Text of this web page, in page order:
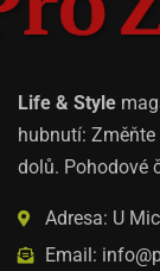
Life & Style
hubnutí:
dolů. Pohodové
Adresa: U
Email: